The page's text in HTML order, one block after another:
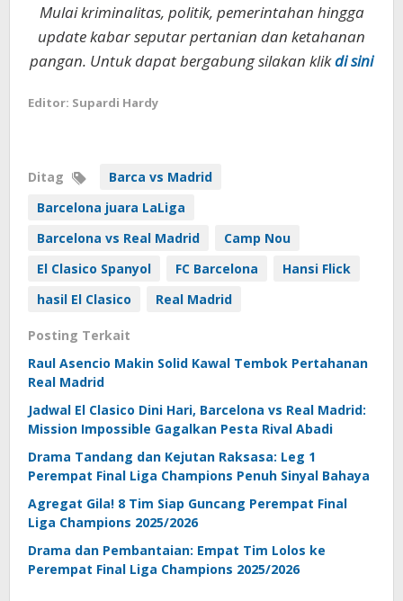
Mulai kriminalitas, politik, pemerintahan hingga
update kabar seputar pertanian dan ketahanan
pangan. Untuk dapat bergabung silakan klikdi sini
Editor: Supardi Hardy
Ditag
Barca vs Madrid
Barcelona juara LaLiga
Barcelona vs Real Madrid
Camp Nou
El Clasico Spanyol
FC Barcelona
Hansi Flick
hasil El Clasico
Real Madrid
Posting Terkait
Raul Asencio Makin Solid Kawal Tembok Pertahanan
Real Madrid
Jadwal El Clasico Dini Hari, Barcelona vs Real Madrid:
Mission Impossible Gagalkan Pesta Rival Abadi
Drama Tandang dan Kejutan Raksasa: Leg 1
Perempat Final Liga Champions Penuh Sinyal Bahaya
Agregat Gila! 8 Tim Siap Guncang Perempat Final
Liga Champions 2025/2026
Drama dan Pembantaian: Empat Tim Lolos ke
Perempat Final Liga Champions 2025/2026